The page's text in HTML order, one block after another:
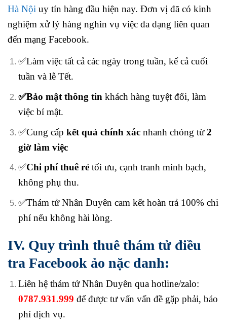
Hà Nội uy tín hàng đầu hiện nay. Đơn vị đã có kinh
nghiệm xử lý hàng nghìn vụ việc đa dạng liên quan
đến mạng Facebook.
✅Làm việc tất cả các ngày trong tuần, kể cả cuối
tuần và lễ Tết.
✅Bảo mật thông tin khách hàng tuyệt đối, làm
việc bí mật.
✅Cung cấp kết quả chính xác nhanh chóng từ2
giờ làm việc
✅Chi phí thuê rẻtối ưu, cạnh tranh minh bạch,
không phụ thu.
✅Thám tử Nhân Duyên cam kết hoàn trả 100% chi
phí nếu không hài lòng.
IV. Quy trình thuê thám tử điều
tra Facebook ảo nặc danh:
Liên hệ thám tử Nhân Duyên qua hotline/zalo:
0787.931.999 để được tư vấn vấn đề gặp phải, báo
phí dịch vụ.